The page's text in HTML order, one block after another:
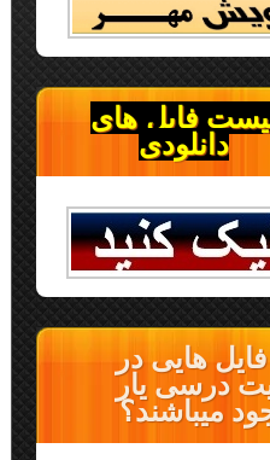
فایل های
دانلودی
هایی در
درسی یار
میباشند؟